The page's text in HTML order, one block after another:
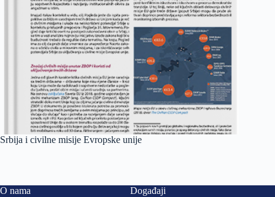
Srbija i civilne misije Evropske unije
O nama
Događaji